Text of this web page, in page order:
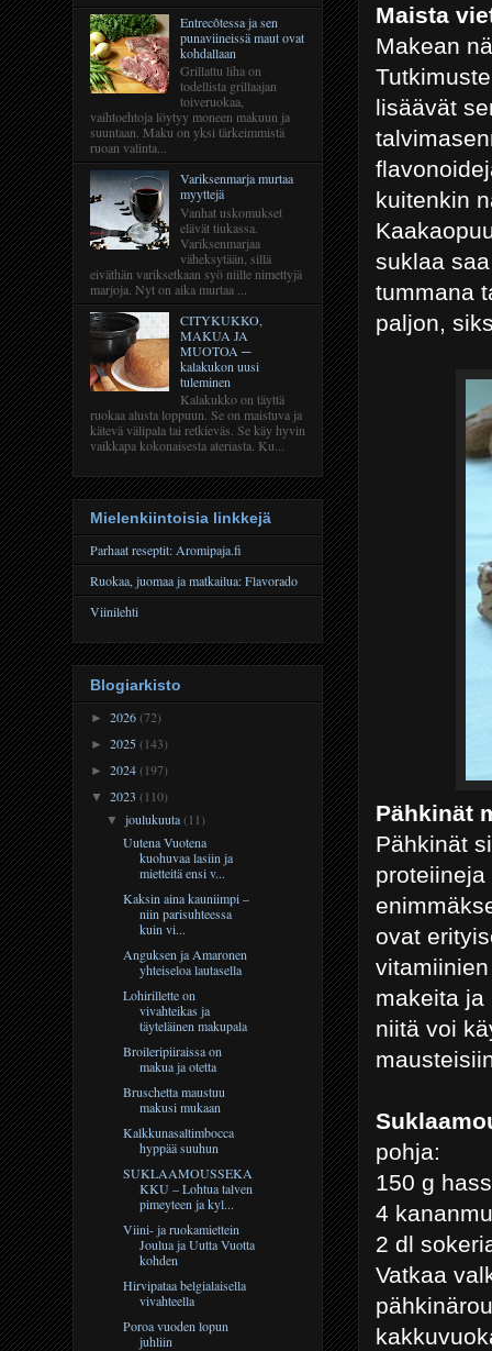
Maista
Makean
lisäävät
kuitenkin
suklaa
tummana
paljon,
Pähkinät
Pähkinät
ovat
makeita ja
niitä voi
pohja:
150 g
4
2 dl
Vatkaa
Entrecôtessa ja sen
punaviineissä maut ovat
kohdallaan
Grillattu liha on
todellista grillaajan
toiveruokaa,
vaihtoehtoja löytyy moneen makuun ja
suuntaan. Maku on yksi tärkeimmistä
ruoan valinta...
Variksenmarja murtaa
myyttejä
Vanhat uskomukset
elävät tiukassa.
Variksenmarjaa
väheksytään, sillä
eiväthän variksetkaan syö niille nimettyjä
marjoja. Nyt on aika murtaa ...
CITYKUKKO,
MAKUA JA
MUOTOA ─
kalakukon uusi
tuleminen
Kalakukko on täyttä
ruokaa alusta loppuun. Se on maistuva ja
kätevä välipala tai retkieväs. Se käy hyvin
vaikkapa kokonaisesta ateriasta. Ku...
Mielenkiintoisia linkkejä
Parhaat reseptit: Aromipaja.fi
Ruokaa, juomaa ja matkailua: Flavorado
Viinilehti
Blogiarkisto
► 2026(72)
► 2025(143)
► 2024(197)
▼ 2023 (110)
▼joulukuuta(11)
Uutena Vuotena
kuohuvaa lasiin ja
mietteitä ensi v...
Kaksin aina kauniimpi –
niin parisuhteessa
kuin vi...
Anguksen ja Amaronen
yhteiseloa lautasella
Lohirillette on
vivahteikas ja
täyteläinen makupala
Broileripiiraissa on
makua ja otetta
Bruschetta maustuu
makusi mukaan
Kalkkunasaltimbocca
hyppää suuhun
SUKLAAMOUSSEKA
KKU – Lohtua talven
pimeyteen ja kyl...
Viini- ja ruokamiettein
Joulua ja Uutta Vuotta
kohden
Hirvipataa belgialaisella
vivahteella
Poroa vuoden lopun
juhliin